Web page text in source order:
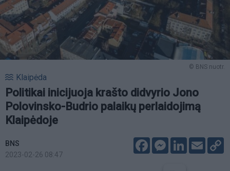
© BNS nuotr.
Klaipėda
Politikai inicijuoja krašto didvyrio Jono
Polovinsko-Budrio palaikų perlaidojimą
Klaipėdoje
BNS
2023-02-26 08:47
FacebookMessenger
LinkedIn
Email